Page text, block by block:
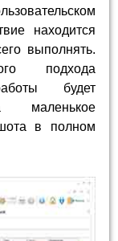
находится
выполнять.
подхода
будет
маленькое
в полном